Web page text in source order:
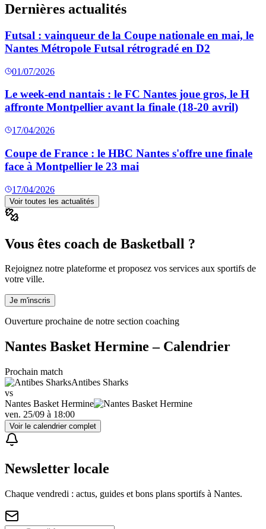
Dernières actualités
Futsal : vainqueur de la Coupe nationale en mai, le
Nantes Métropole Futsal rétrogradé en D2
01/07/2026
Le week-end nantais : le FC Nantes joue gros, le H
affronte Montpellier avant la finale (18-20 avril)
17/04/2026
Coupe de France : le HBC Nantes s'offre une finale
face à Montpellier le 23 mai
17/04/2026
Voir toutes les actualités
Vous êtes coach de Basketball ?
Rejoignez notre plateforme et proposez vos services aux sportifs de
votre ville.
Je m'inscris
Ouverture prochaine de notre section coaching
Nantes Basket Hermine – Calendrier
Prochain match
Antibes Sharks
vs
Nantes Basket Hermine
ven. 25/09 à 18:00
Voir le calendrier complet
Newsletter locale
Chaque vendredi : actus, guides et bons plans sportifs à Nantes.